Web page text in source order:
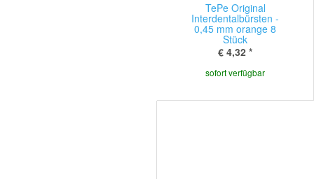
TePe Original
Interdentalbürsten -
0,45 mm orange 8
Stück
€ 4,32 *
sofort verfügbar